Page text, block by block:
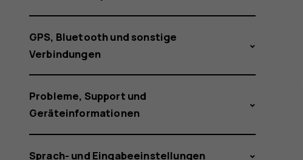
out
to
GPS, Bluetooth und sonstige
Verbindungen
Probleme, Support und
Geräteinformationen
Sprach- und Eingabeeinstellungen